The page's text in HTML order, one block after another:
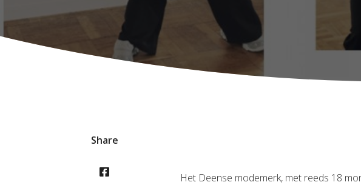
Share
Het Deense modemerk, met reeds 18